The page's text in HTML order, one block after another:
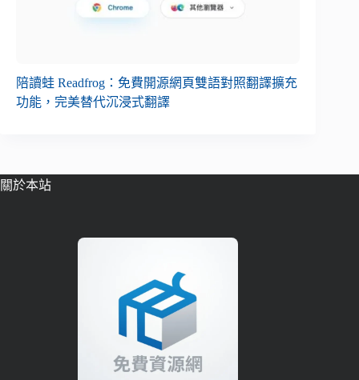
陪讀蛙 Readfrog：免費開源網頁雙語對照翻譯擴充
功能，完美替代沉浸式翻譯
關於本站